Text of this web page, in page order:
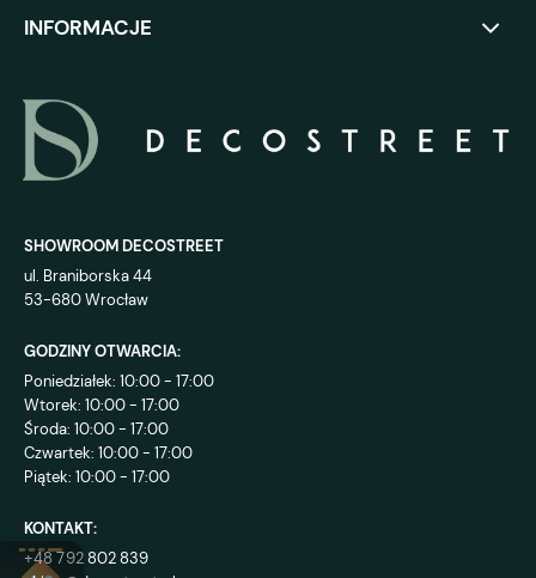
INFORMACJE
SHOWROOM DECOSTREET
ul. Braniborska 44
53-680 Wrocław
GODZINY OTWARCIA:
Poniedziałek: 10:00 - 17:00
Wtorek: 10:00 - 17:00
Środa: 10:00 - 17:00
Czwartek: 10:00 - 17:00
Piątek: 10:00 - 17:00
KONTAKT:
+48 792 802 839